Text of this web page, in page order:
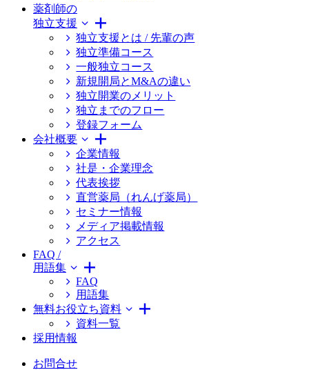
薬剤師の
独立支援
独立支援とは / 先輩の声
独立準備コース
一般独立コース
新規開局とM&Aの違い
独立開業のメリット
独立までのフロー
登録フォーム
会社概要
企業情報
社是・企業理念
代表挨拶
直営薬局（れんげ薬局）
セミナー情報
メディア掲載情報
アクセス
FAQ /
用語集
FAQ
用語集
無料お役立ち資料
資料一覧
採用情報
お問合せ